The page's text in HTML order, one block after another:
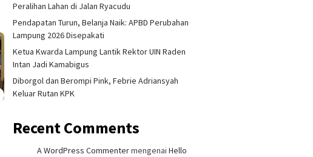
Selamat di Kalianda,
Penjemputan Keluarga
Dijadwalkan Besok
Peralihan Lahan di Jalan Ryacudu
Pendapatan Turun, Belanja Naik: APBD Perubahan
Lampung 2026 Disepakati
Ketua Kwarda Lampung Lantik Rektor UIN Raden
Intan Jadi Kamabigus
Diborgol dan Berompi Pink, Febrie Adriansyah
Keluar Rutan KPK
Recent Comments
A WordPress CommentermengenaiHello